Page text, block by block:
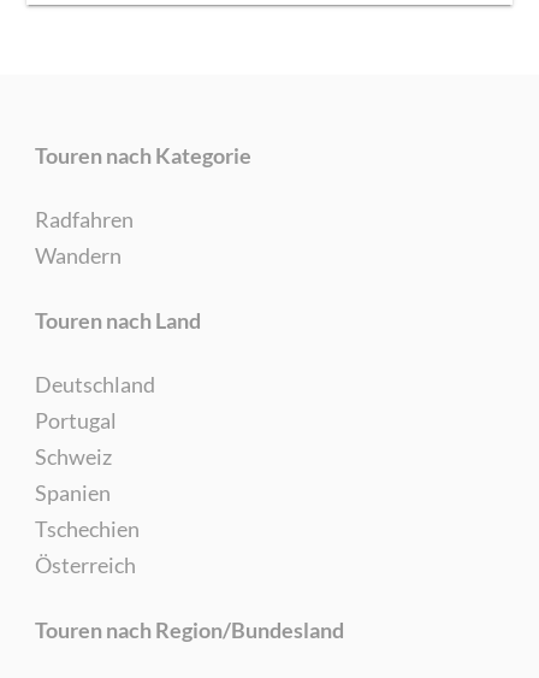
Touren nach Kategorie
Radfahren
Wandern
Touren nach Land
Deutschland
Portugal
Schweiz
Spanien
Tschechien
Österreich
Touren nach Region/Bundesland